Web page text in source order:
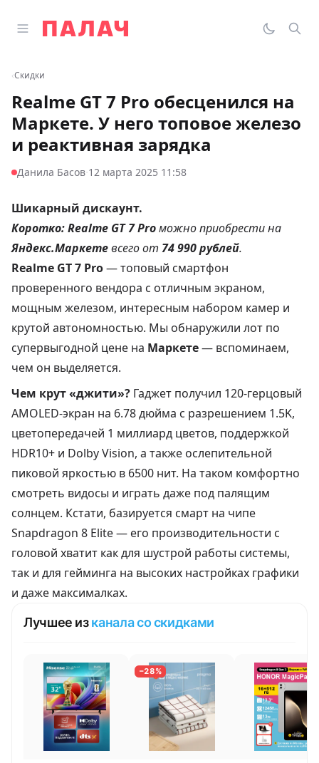
Открыть главное меню
Палач
‹Скидки
Realme GT 7 Pro обесценился на
Маркете. У него топовое железо
и реактивная зарядка
Данила Басов·12 марта 2025 11:58
Шикарный дискаунт.
Коротко:Realme GT 7 Proможно приобрести на
Яндекс.Маркетевсего от 74 990 рублей.
Realme GT 7 Pro— топовый смартфон
проверенного вендора с отличным экраном,
мощным железом, интересным набором камер и
крутой автономностью. Мы обнаружили лот по
супервыгодной цене на Маркете— вспоминаем,
чем он выделяется.
Чем крут «джити»? Гаджет получил 120-герцовый
AMOLED-экран на 6.78 дюйма с разрешением 1.5K,
цветопередачей 1 миллиард цветов, поддержкой
HDR10+ и Dolby Vision, а также ослепительной
пиковой яркостью в 6500 нит. На таком комфортно
смотреть видосы и играть даже под палящим
солнцем. Кстати, базируется смарт на чипе
Snapdragon 8 Elite — его производительности с
головой хватит как для шустрой работы системы,
так и для гейминга на высоких настройках графики
и даже максималках.
Лучшее изканала со скидками
−28%